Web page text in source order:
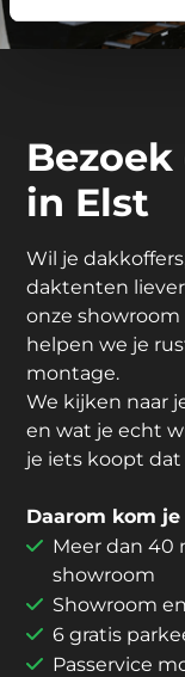
in Elst
Wil je
daktenten
onze showroom
helpen we je
montage.
We kijken naar
en wat je echt
je iets koopt
Daarom kom je
Meer dan 40
showroom
Showroom
6 gratis
Passervice